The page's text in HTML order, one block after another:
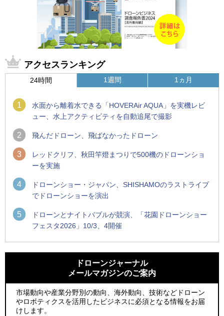
アクセスランキング
24時間
1
水面から離着水できる「HOVERAir AQUA」を実機レビ
ュー、水上アクティビティを自動追尾で撮影
2 飛んだドローン、飛ばなかったドローン
3
レッドクリフ、秋田竿燈まつりで500機のドローンショ
ーを実施
4
ドローンショー・ジャパン、SHISHAMOのラストライブ
でドローンショーを演出
5
ドローンとナイトバブルが競演、「花園ドローンショー
フェスタ2026」10/3、4開催
1週間
ーンが採択、国産機で量産調達を目指す
水面から離着水できる「HOVERAir AQUA」を実機レビュー、
水上アクティビティを自動追尾で撮影
飛んだドローン、飛ばなかったドローン
1ヵ月
ン」とドローンショーによる新演出を実施
防衛装備庁「迎撃ドローン早期取得プログラム」にテラドロ
ーンが採択、国産機で量産調達を目指す
水面から離着水できる「HOVERAir AQUA」を実機レビュー、
ドローンジャーナル
メールマガジンのご案内
市場動向や産業分野別の動向、海外動向、技術などドローン
やロボティクスを活用したビジネスに必須となる情報をお届
けします。